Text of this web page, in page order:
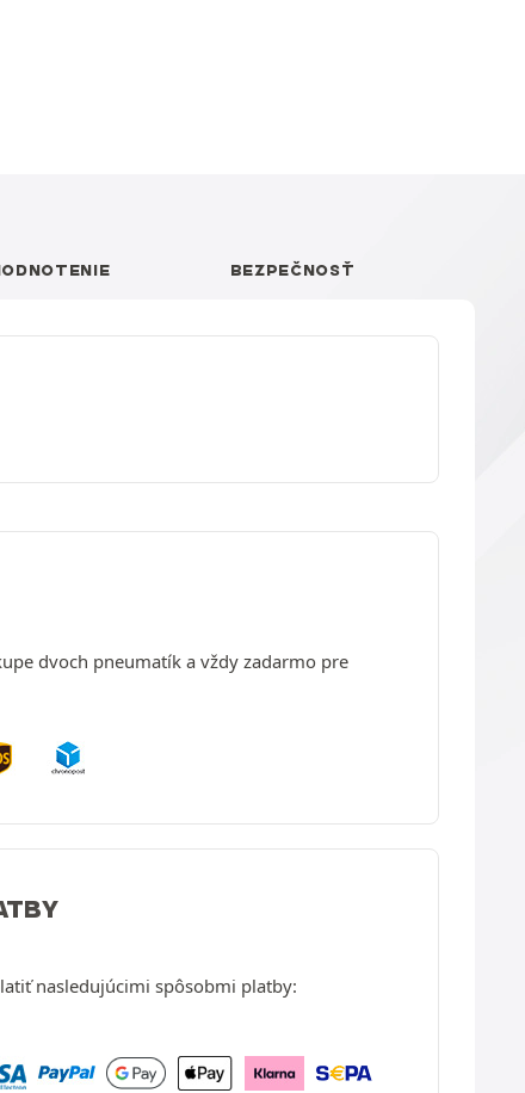
BEZPEČNOSŤ
dvoch pneumatík a vždy zadarmo pre
nasledujúcimi spôsobmi platby: